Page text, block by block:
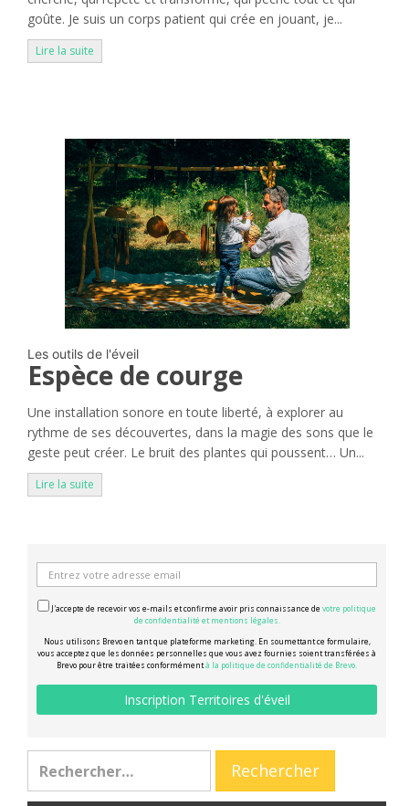
goûte. Je suis un corps patient qui crée en jouant, je...
Lire la suite
Les outils de l'éveil
Espèce de courge
Une installation sonore en toute liberté, à explorer au
rythme de ses découvertes, dans la magie des sons que le
geste peut créer. Le bruit des plantes qui poussent… Un...
Lire la suite
J'accepte de recevoir vos e-mails et confirme avoir pris connaissance de votre politique
de confidentialité et mentions légales.
Nous utilisons Brevo en tant que plateforme marketing. En soumettant ce formulaire,
vous acceptez que les données personnelles que vous avez fournies soient transférées à
Brevo pour être traitées conformémentà la politique de confidentialité de Brevo.